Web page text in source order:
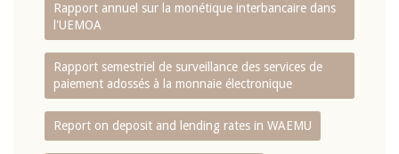
Rapport annuel sur la monétique interbancaire dans
l'UEMOA
Rapport semestriel de surveillance des services de
paiement adossés à la monnaie électronique
Report on deposit and lending rates in WAEMU